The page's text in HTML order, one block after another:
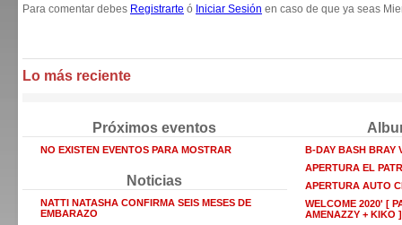
Para comentar debes Registrarte ó Iniciar Sesión en caso de que ya seas
Lo más reciente
Próximos eventos
NO EXISTEN EVENTOS PARA MOSTRAR
Noticias
NATTI NATASHA CONFIRMA SEIS MESES DE
EMBARAZO
B-DAY BASH BRAY
APERTURA EL
APERTURA AUTO
WELCOME 2020' [
AMENAZZY + KIKO ]